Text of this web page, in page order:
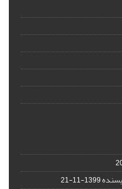
1399-11-21